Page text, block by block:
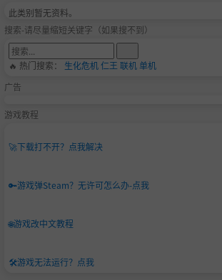
此类别暂无资料。
搜索-请尽量缩短关键字（如果搜不到）
🔥 热门搜索： 生化危机仁王 联机单机
广告
游戏教程
🚀下载打不开？点我解决
🔑游戏弹Steam？无许可怎么办-点我
🌐游戏改中文教程
🛠️游戏无法运行？点我